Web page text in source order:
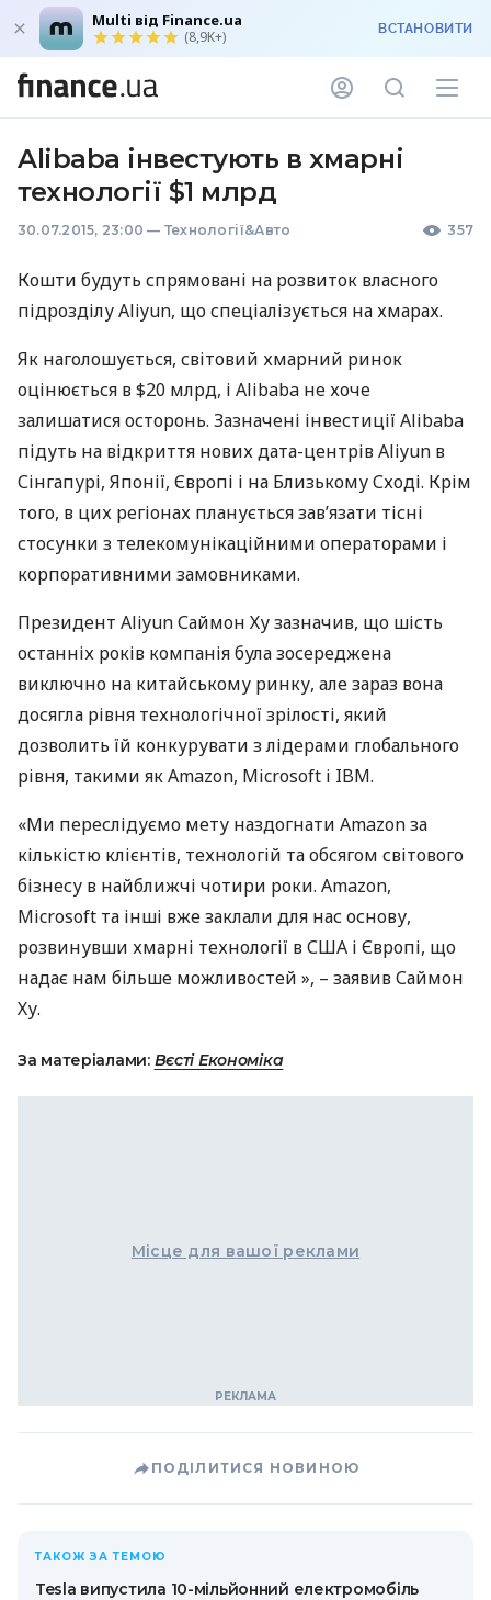
Multi від Finance.ua
(8,9K+) ВСТАНОВИТИ
Alibaba інвестують в хмарні
технології $1 млрд
30.07.2015, 23:00 — Технології&Авто 357
Кошти будуть спрямовані на розвиток власного
підрозділу Aliyun, що спеціалізується на хмарах.
Як наголошується, світовий хмарний ринок
оцінюється в $20 млрд, і Alibaba не хоче
залишатися осторонь. Зазначені інвестиції Alibaba
підуть на відкриття нових дата-центрів Aliyun в
Сінгапурі, Японії, Європі і на Близькому Сході. Крім
того, в цих регіонах планується зав’язати тісні
стосунки з телекомунікаційними операторами і
корпоративними замовниками.
Президент Aliyun Саймон Ху зазначив, що шість
останніх років компанія була зосереджена
виключно на китайському ринку, але зараз вона
досягла рівня технологічної зрілості, який
дозволить їй конкурувати з лідерами глобального
рівня, такими як Amazon, Microsoft і IBM.
«Ми переслідуємо мету наздогнати Amazon за
кількістю клієнтів, технологій та обсягом світового
бізнесу в найближчі чотири роки. Amazon,
Microsoft та інші вже заклали для нас основу,
розвинувши хмарні технології вСША і Європі, що
надає нам більше можливостей », – заявив Саймон
Ху.
За матеріалами: Вєсті Економіка
Місце для вашої реклами
ПОДІЛИТИСЯ НОВИНОЮ
ТАКОЖ ЗА ТЕМОЮ
Tesla випустила 10-мільйонний електромобіль